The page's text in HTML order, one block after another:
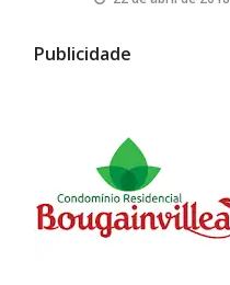
Publicidade